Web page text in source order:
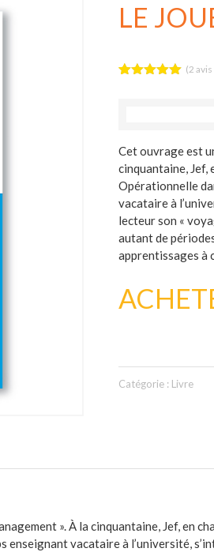
LE
(2
Cet ouvrage est
cinquantaine, Jef,
Opérationnelle
vacataire à
lecteur son «
autant de
apprentissages à
Catégorie : Livre
». À la cinquantaine, Jef, en
vacataire à l’université,